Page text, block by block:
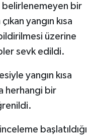
belirlenemeyen bir
yangın kısa
üzerine
sevk edildi.
yangın kısa
herhangi bir
başlatıldığı